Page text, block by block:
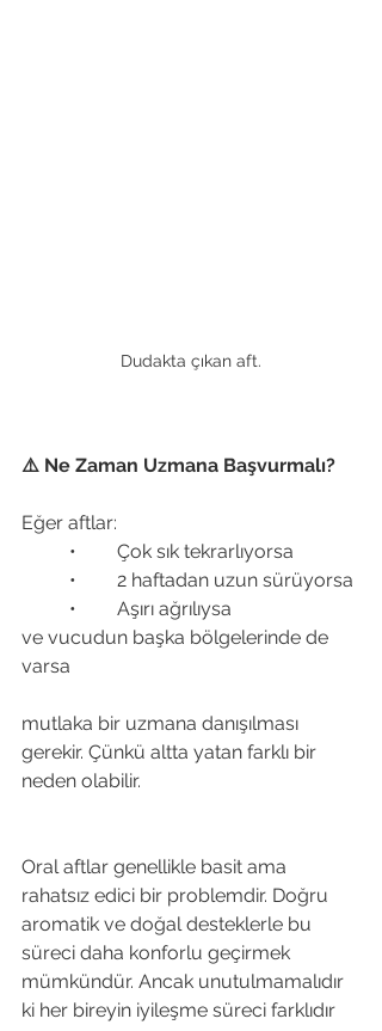
Dudakta çıkan aft.
⚠️ Ne Zaman Uzmana Başvurmalı?
Eğer aftlar:
	•	Çok sık tekrarlıyorsa
	•	2 haftadan uzun sürüyorsa
	•	Aşırı ağrılıysa
ve vucudun başka bölgelerinde de
varsa
mutlaka bir uzmana danışılması
gerekir. Çünkü altta yatan farklı bir
neden olabilir.
Oral aftlar genellikle basit ama
rahatsız edici bir problemdir. Doğru
aromatik ve doğal desteklerle bu
süreci daha konforlu geçirmek
mümkündür. Ancak unutulmamalıdır
ki her bireyin iyileşme süreci farklıdır